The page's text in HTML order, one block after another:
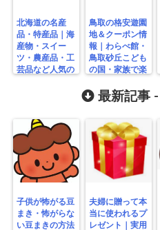
北海道の名産
品・特産品｜海
産物・スイー
ツ・農産品・工
芸品など人気の
鳥取の格安遊園
地＆クーポン情
報｜わらべ館・
鳥取砂丘こども
の国・家族で楽
トまとめ
最新記事 -
子供が怖がる豆
まき・怖がらな
い豆まきの方法
夫婦に贈って本
当に使われるプ
レゼント｜実用